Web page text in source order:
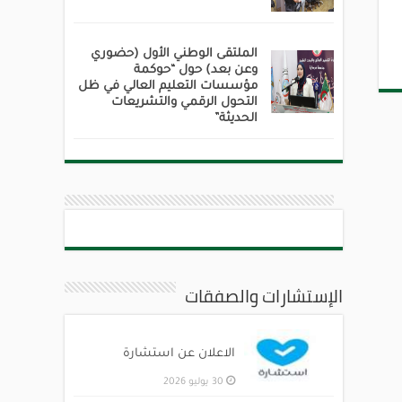
الملتقى الوطني الأول (حضوري
وعن بعد) حول “حوكمة
مؤسسات التعليم العالي في ظل
التحول الرقمي والتشريعات
الحديثة”
الإستشارات والصفقات
الاعلان عن استشارة
30 يوليو 2026